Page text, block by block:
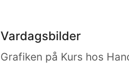
Vardagsbilder
Grafiken på Kurs hos